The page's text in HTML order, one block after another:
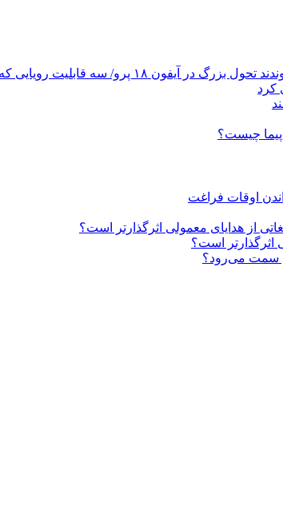
تحول بزرگ در آیفون ۱۸ پرو/ سه قابلیت رویایی که بالاخره به حقیقت می‌پیوندند
چیست؟
اوقات فراغت
از هدایای معمولی اثرگذارتر است؟
اثرگذارتر است؟
سمت می‌رود؟